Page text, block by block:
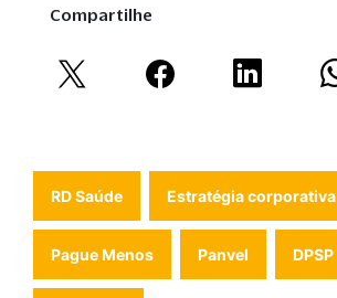
Compartilhe
RD Saúde Estratégia corporativa
Pague Menos Panvel DPSP